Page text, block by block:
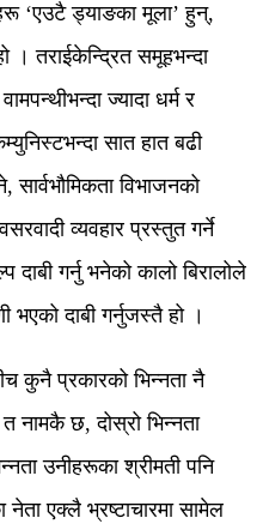
‘एउटै ड्याङका मूला’ हुन्,
। तराईकेन्द्रित समूहभन्दा
ज्यादा धर्म र
सात हात बढी
विभाजनको
व्यवहार प्रस्तुत गर्ने
दाबी गर्नु भनेको कालो बिरालोले
भएको दाबी गर्नुजस्तै हो ।
कुनै प्रकारको भिन्नता नै
नामकै छ, दोस्रो भिन्नता
उनीहरूका श्रीमती पनि
एक्लै भ्रष्टाचारमा सामेल